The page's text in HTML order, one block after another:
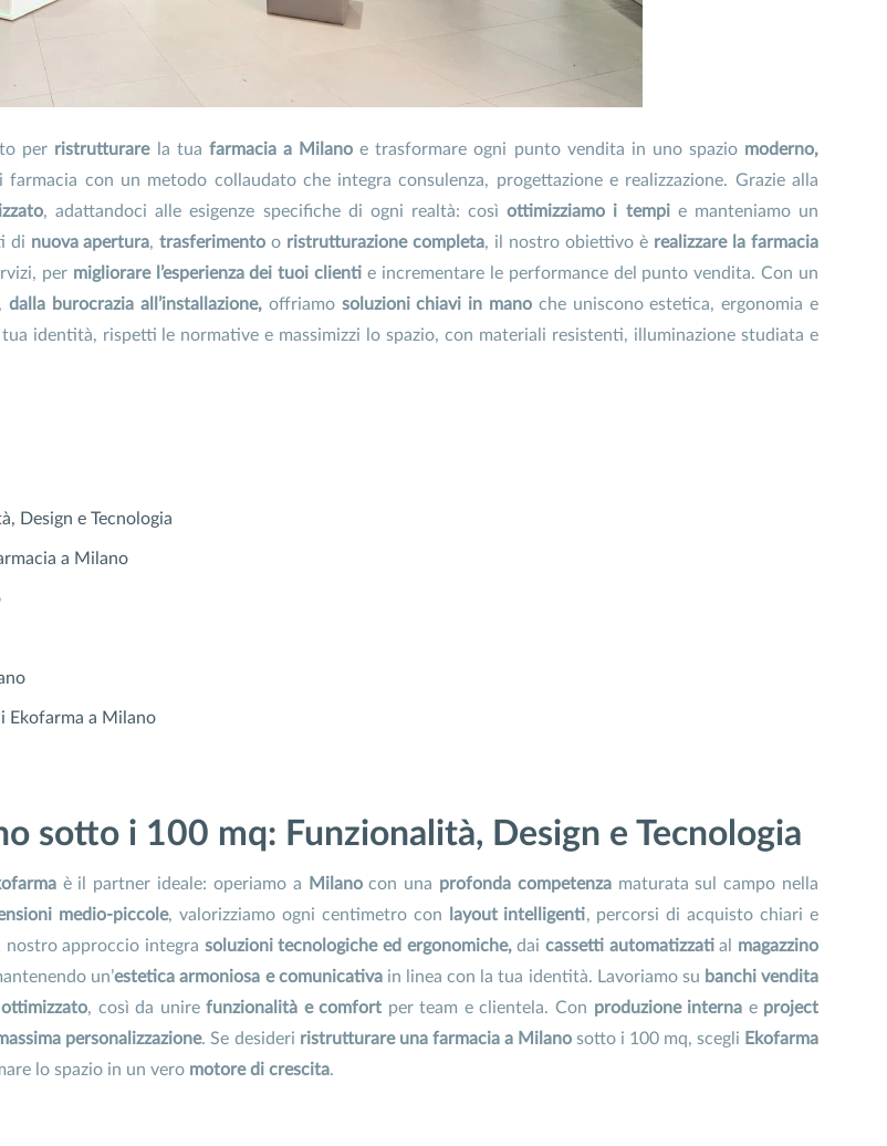
per ristrutturare la tua farmacia a Milano e trasformare ogni punto vendita in uno spazio moderno,
con un metodo collaudato che integra consulenza, progettazione e realizzazione. Grazie alla
, adattandoci alle esigenze specifiche di ogni realtà: cosìottimizziamo i tempie manteniamo un
di nuova apertura,trasferimento o ristrutturazione completa, il nostro obiettivo è realizzare la farmacia
per migliorare l’esperienza dei tuoi clienti e incrementare le performance del punto vendita. Con un
dalla burocrazia all’installazione, offriamo soluzioni chiavi in manoche uniscono estetica, ergonomia e
identità, rispetti le normative e massimizzi lo spazio, con materiali resistenti, illuminazione studiata e
Design e Tecnologia
a Milano
Ekofarma a Milano
sotto i 100 mq: Funzionalità, Design e Tecnologia
è il partner ideale: operiamo a Milanocon una profonda competenzamaturata sul campo nella
medio-piccole, valorizziamo ogni centimetro con layout intelligenti, percorsi di acquisto chiari e
approccio integra soluzioni tecnologiche ed ergonomiche,dai cassetti automatizzatial magazzino
un’estetica armoniosa e comunicativain linea con la tua identità. Lavoriamo su banchi vendita
, così da unirefunzionalità e comfort per team e clientela. Con produzione interna e project
personalizzazione. Se desideri ristrutturare una farmacia a Milanosotto i 100 mq, scegli Ekofarma
lo spazio in un vero motore di crescita.